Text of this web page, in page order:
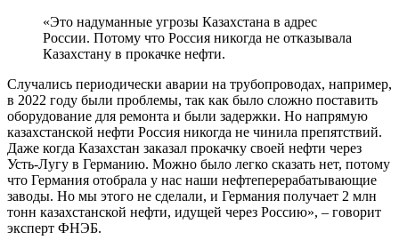
«Это надуманные угрозы Казахстана в адрес
России. Потому что Россия никогда не отказывала
Казахстану в прокачке нефти.
Случались периодически аварии на трубопроводах, например,
в 2022 году были проблемы, так как было сложно поставить
оборудование для ремонта и были задержки. Но напрямую
казахстанской нефти Россия никогда не чинила препятствий.
Даже когда Казахстан заказал прокачку своей нефти через
Усть-Лугу в Германию. Можно было легко сказать нет, потому
что Германия отобрала у нас наши нефтеперерабатывающие
заводы. Но мы этого не сделали, и Германия получает 2 млн
тонн казахстанской нефти, идущей через Россию», – говорит
эксперт ФНЭБ.